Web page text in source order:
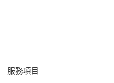
服務項目